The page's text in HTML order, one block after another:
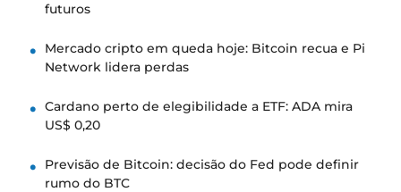
futuros
Mercado cripto em queda hoje: Bitcoin recua e Pi
Network lidera perdas
Cardano perto de elegibilidade a ETF: ADA mira
US$ 0,20
Previsão de Bitcoin: decisão do Fed pode definir
rumo do BTC